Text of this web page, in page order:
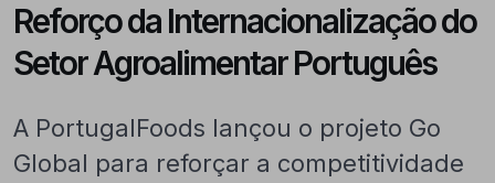
Reforço da Internacionalização do
Setor Agroalimentar Português
A PortugalFoods lançou o projeto Go
Global para reforçar a competitividade